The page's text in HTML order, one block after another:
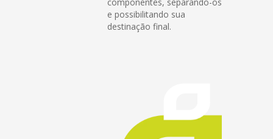
e possibilitando sua
destinação final.